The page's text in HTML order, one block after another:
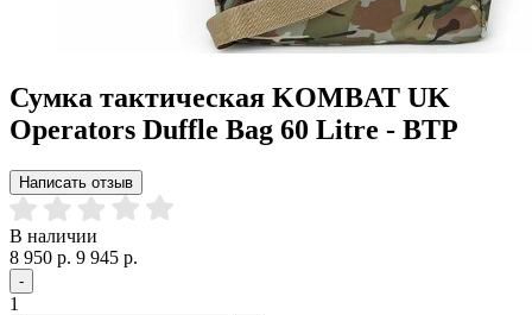
Сумка тактическая KOMBAT UK
Operators Duffle Bag 60 Litre - BTP
Написать отзыв
В наличии
8 950 р. 9 945 р.
-
1